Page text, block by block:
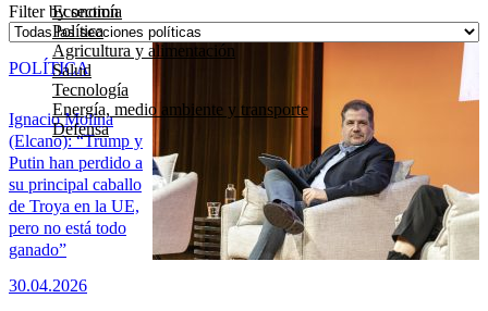
Economía
Política
Agricultura y alimentación
Salud
Tecnología
Energía, medio ambiente y transporte
Defensa
Filter by section
Ignacio Molina
(Elcano): “Trump y
Putin han perdido a
su principal caballo
de Troya en la UE,
pero no está todo
ganado”
30.04.2026
POLÍTICA